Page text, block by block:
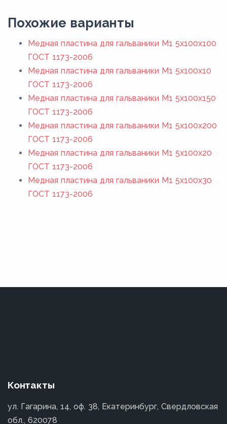
Похожие варианты
Медная пластина для гальваники М1 5х100х100
ГОСТ 1173-2006
Медная пластина для гальваники М1 5х100х10
ГОСТ 1173-2006
Медная пластина для гальваники М1 5х100х150
ГОСТ 1173-2006
Медная пластина для гальваники М1 5х100х200
ГОСТ 1173-2006
Медная пластина для гальваники М1 5х100х20
ГОСТ 1173-2006
Медная пластина для гальваники М1 5х100х30
ГОСТ 1173-2006
Контакты
ул. Гагарина, 14, оф. 38, Екатеринбург, Свердловская
обл., 620078